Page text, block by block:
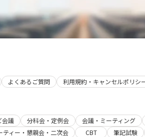
よくあるご質問 利用規約・キャンセルポリシ
会議 分科会・定例会 会議・ミーティング
ティー・懇親会・二次会 CBT 筆記試験